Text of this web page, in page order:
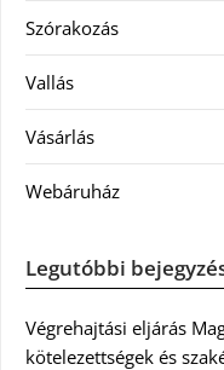
Szórakozás
Vallás
Vásárlás
Webáruház
Legutóbbi
Végrehajtási eljárás
kötelezettségek és